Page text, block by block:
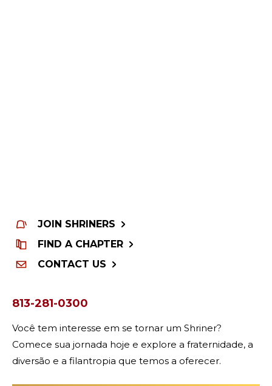
JOIN SHRINERS
FIND A CHAPTER
CONTACT US
813-281-0300
Você tem interesse em se tornar um Shriner?
Comece sua jornada hoje e explore a fraternidade, a
diversão e a filantropia que temos a oferecer.